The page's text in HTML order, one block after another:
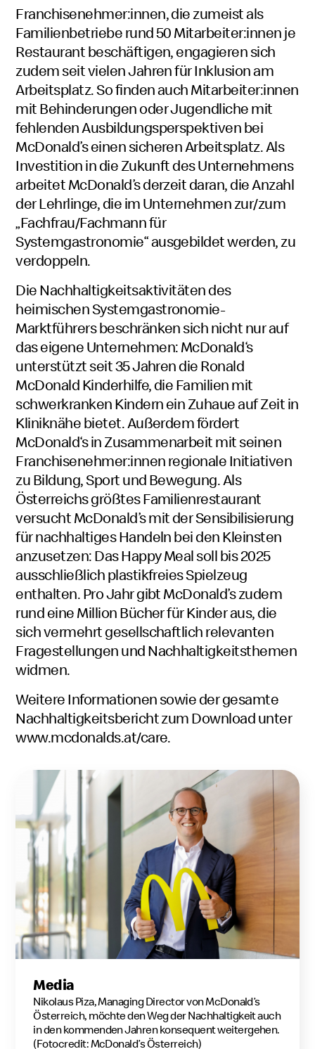
Franchisenehmer:innen, die zumeist als
Familienbetriebe rund 50 Mitarbeiter:innen je
Restaurant beschäftigen, engagieren sich
zudem seit vielen Jahren für Inklusion am
Arbeitsplatz. So finden auch Mitarbeiter:innen
mit Behinderungen oder Jugendliche mit
fehlenden Ausbildungsperspektiven bei
McDonald’s einen sicheren Arbeitsplatz. Als
Investition in die Zukunft des Unternehmens
arbeitet McDonald’s derzeit daran, die Anzahl
der Lehrlinge, die im Unternehmen zur/zum
„Fachfrau/Fachmann für
Systemgastronomie“ ausgebildet werden, zu
verdoppeln.
Die Nachhaltigkeitsaktivitäten des
heimischen Systemgastronomie-
Marktführers beschränken sich nicht nur auf
das eigene Unternehmen: McDonald‘s
unterstützt seit 35 Jahren die Ronald
McDonald Kinderhilfe, die Familien mit
schwerkranken Kindern ein Zuhaue auf Zeit in
Kliniknähe bietet. Außerdem fördert
McDonald‘s in Zusammenarbeit mit seinen
Franchisenehmer:innen regionale Initiativen
zu Bildung, Sport und Bewegung. Als
Österreichs größtes Familienrestaurant
versucht McDonald’s mit der Sensibilisierung
für nachhaltiges Handeln bei den Kleinsten
anzusetzen: Das Happy Meal soll bis 2025
ausschließlich plastikfreies Spielzeug
enthalten. Pro Jahr gibt McDonald’s zudem
rund eine Million Bücher für Kinder aus, die
sich vermehrt gesellschaftlich relevanten
Fragestellungen und Nachhaltigkeitsthemen
widmen.
Weitere Informationen sowie der gesamte
Nachhaltigkeitsbericht zum Download unter
www.mcdonalds.at/care.
Media
Nikolaus Piza, Managing Director von McDonald’s
Österreich, möchte den Weg der Nachhaltigkeit auch
in den kommenden Jahren konsequent weitergehen.
(Fotocredit: McDonald’s Österreich)